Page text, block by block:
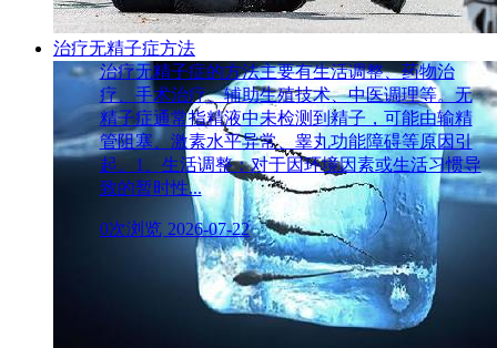
治疗无精子症方法
治疗无精子症的方法主要有生活调整、药物治
疗、手术治疗、辅助生殖技术、中医调理等。无
精子症通常指精液中未检测到精子，可能由输精
管阻塞、激素水平异常、睾丸功能障碍等原因引
起。1、生活调整：对于因环境因素或生活习惯导
致的暂时性...
0次浏览 2026-07-22